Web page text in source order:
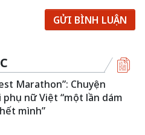
GỬI BÌNH LUẬN
Marathon”: Chuyện
phụ nữ Việt “một lần dám
mình”